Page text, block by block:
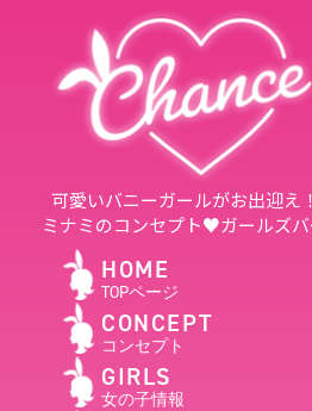
可愛いバニーガールがお出迎え！
ミナミのコンセプト♥ガールズバ
HOME
TOPページ
CONCEPT
コンセプト
GIRLS
女の子情報